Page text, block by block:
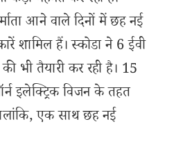
आने वाले दिनों में छह नई
शामिल हैं। स्कोडा ने 6 ईवी
भी तैयारी कर रही है। 15
इलेक्ट्रिक विजन के तहत
एक साथ छह नई